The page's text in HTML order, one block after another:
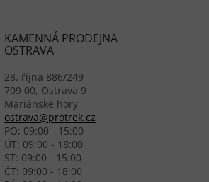
KAMENNÁ PRODEJNA
OSTRAVA
28. října 886/249
709 00, Ostrava 9
Mariánské hory
ostrava@protrek.cz
PO: 09:00 - 15:00
ÚT: 09:00 - 18:00
ST: 09:00 - 15:00
ČT: 09:00 - 18:00